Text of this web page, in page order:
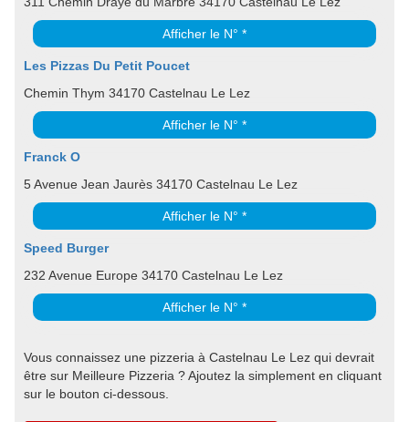
Afficher le N° *
Les Pizzas Du Petit Poucet
Chemin Thym 34170 Castelnau Le Lez
Afficher le N° *
Franck O
5 Avenue Jean Jaurès 34170 Castelnau Le Lez
Afficher le N° *
Speed Burger
232 Avenue Europe 34170 Castelnau Le Lez
Afficher le N° *
Vous connaissez une pizzeria à Castelnau Le Lez qui devrait
être sur Meilleure Pizzeria ? Ajoutez la simplement en cliquant
sur le bouton ci-dessous.